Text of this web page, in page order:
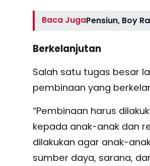
Baca JugaPensiun, Boy
Berkelanjutan
Salah satu tugas besar
pembinaan yang
“Pembinaan harus
kepada anak-anak dan
dilakukan agar anak-
sumber daya, sarana,